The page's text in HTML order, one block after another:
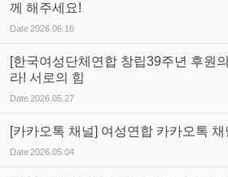
께 해주세요!
Date2026.06.16
[한국여성단체연합 창립39주년 후원
라! 서로의 힘
Date2026.05.27
[카카오톡 채널] 여성연합 카카오톡
Date2026.05.04